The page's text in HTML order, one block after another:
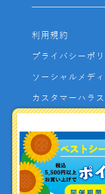
利用規約
プライバシーポ
ソーシャルメデ
カスタマーハラ
よくあるご質問
お問い合わせ
利用者資金の保全